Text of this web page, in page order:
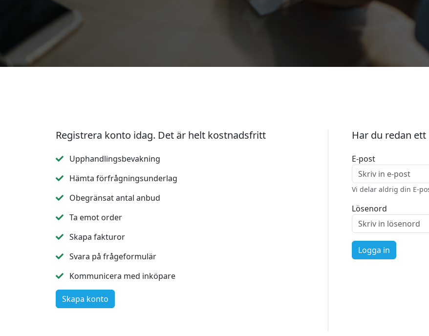
Registrera konto idag. Det är helt kostnadsfritt
Upphandlingsbevakning
Hämta förfrågningsunderlag
Obegränsat antal anbud
Ta emot order
Skapa fakturor
Svara på frågeformulär
Kommunicera med inköpare
Har du redan
E-post
Vi delar aldrig din E-
Lösenord